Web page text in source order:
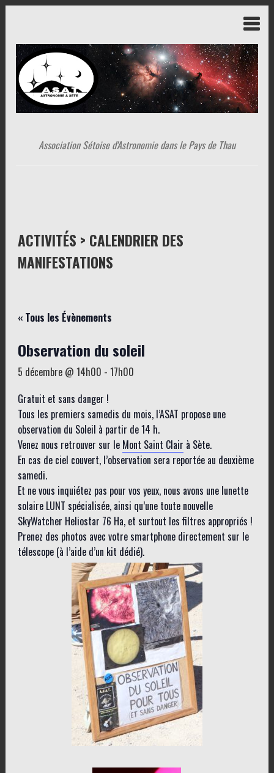
Association Sétoise d'Astronomie dans le Pays de Thau
ACTIVITÉS > CALENDRIER DES
MANIFESTATIONS
« Tous les Évènements
Observation du soleil
5 décembre @ 14h00 - 17h00
Gratuit et sans danger !
Tous les premiers samedis du mois, l’ASAT propose une
observation du Soleil à partir de 14 h.
Venez nous retrouver sur le Mont Saint Clair à Sète.
En cas de ciel couvert, l’observation sera reportée au deuxième
samedi.
Et ne vous inquiétez pas pour vos yeux, nous avons une lunette
solaire LUNT spécialisée, ainsi qu’une toute nouvelle
SkyWatcher Heliostar 76 Ha, et surtout les filtres appropriés !
Prenez des photos avec votre smartphone directement sur le
télescope (à l’aide d’un kit dédié).